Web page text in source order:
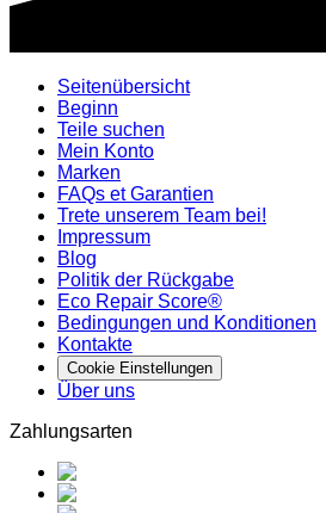
Seitenübersicht
Beginn
Teile suchen
Mein Konto
Marken
FAQs et Garantien
Trete unserem Team bei!
Impressum
Blog
Politik der Rückgabe
Eco Repair Score®
Bedingungen und Konditionen
Kontakte
Cookie Einstellungen
Über uns
Zahlungsarten